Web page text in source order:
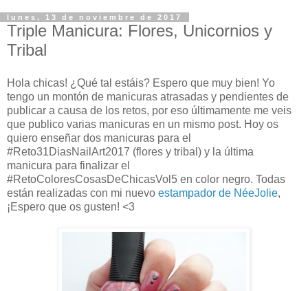
lunes, 13 de noviembre de 2017
Triple Manicura: Flores, Unicornios y
Tribal
Hola chicas! ¿Qué tal estáis? Espero que muy bien! Yo
tengo un montón de manicuras atrasadas y pendientes de
publicar a causa de los retos, por eso últimamente me veis
que publico varias manicuras en un mismo post. Hoy os
quiero enseñar dos manicuras para el
#Reto31DiasNailArt2017 (flores y tribal) y la última
manicura para finalizar el
#RetoColoresCosasDeChicasVol5 en color negro. Todas
están realizadas con mi nuevo estampador de NéeJolie,
¡Espero que os gusten! <3